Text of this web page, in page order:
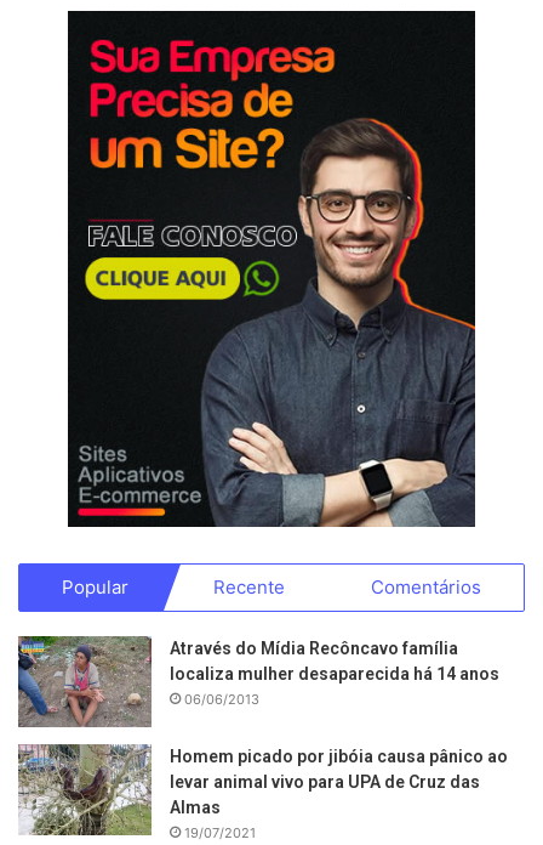
Popular Recente Comentários
Através do Mídia Recôncavo família
localiza mulher desaparecida há 14 anos
06/06/2013
Homem picado por jibóia causa pânico ao
levar animal vivo para UPA de Cruz das
Almas
19/07/2021